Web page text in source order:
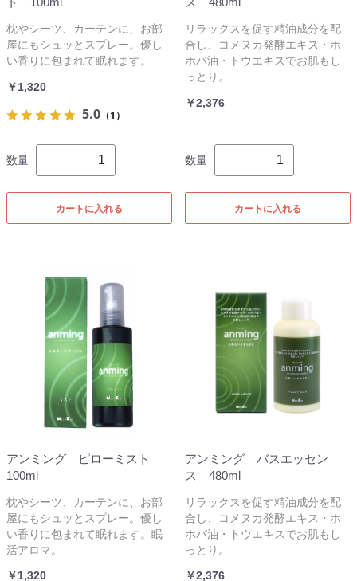
枕やシーツ、カーテンに、お部
屋にもシュッとスプレー。優し
い香りに包まれて眠れます。
￥1,320
5.0 （1）
数量
カートに入れる
リラックスを促す精油成分を配
合し、コメヌカ発酵エキス・ホ
ホバ油・トウエキスでお肌もし
っとり。
￥2,376
数量
カートに入れる
アンミング ピローミスト
100ml
枕やシーツ、カーテンに、お部
屋にもシュッとスプレー。優し
い香りに包まれて眠れます。眠
活アロマ。
￥1,320
アンミング バスエッセン
ス 480ml
リラックスを促す精油成分を配
合し、コメヌカ発酵エキス・ホ
ホバ油・トウエキスでお肌もし
っとり。
￥2,376